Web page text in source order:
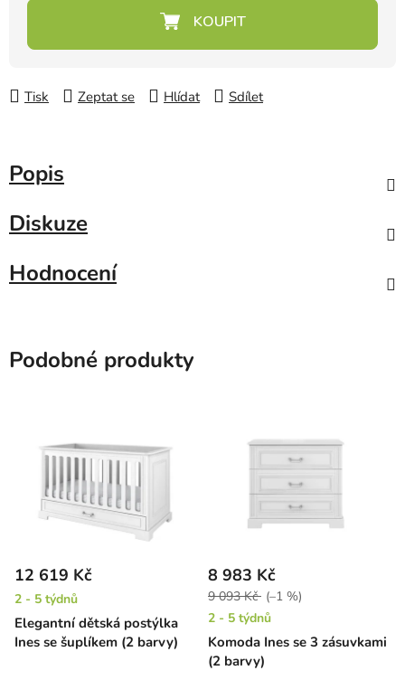
Tisk Zeptat se Hlídat Sdílet
Popis
Diskuze
Hodnocení
Podobné produkty
Elegantní dětská postýlka
Ines se šuplíkem (2 barvy)
12 619 Kč
2 - 5 týdnů
Komoda Ines se 3 zásuvkami
(2 barvy)
8 983 Kč
9 093 Kč (–1 %)
2 - 5 týdnů